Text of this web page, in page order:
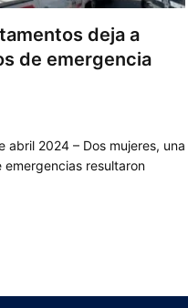
deja a
de emergencia
abril 2024 – Dos mujeres, una
resultaron